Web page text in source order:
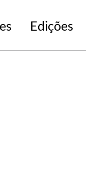
Edições